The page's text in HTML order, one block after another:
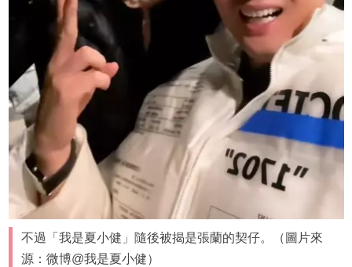
不過「我是夏小健」隨後被揭是張蘭的契仔。（圖片來
源：微博@我是夏小健）